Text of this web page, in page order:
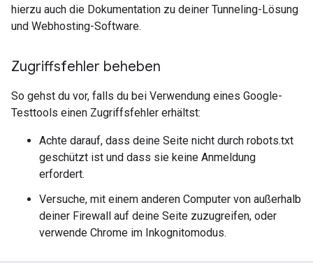
hierzu auch die Dokumentation zu deiner Tunneling-Lösung
und Webhosting-Software.
Zugriffsfehler beheben
So gehst du vor, falls du bei Verwendung eines Google-
Testtools einen Zugriffsfehler erhältst:
Achte darauf, dass deine Seite nicht durch robots.txt
geschützt ist und dass sie keine Anmeldung
erfordert.
Versuche, mit einem anderen Computer von außerhalb
deiner Firewall auf deine Seite zuzugreifen, oder
verwende Chrome im Inkognitomodus.